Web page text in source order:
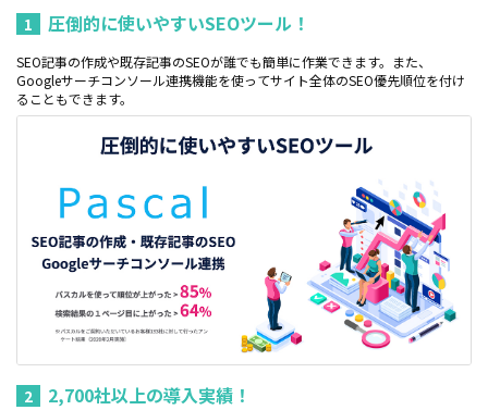
1 圧倒的に使いやすいSEOツール！
SEO記事の作成や既存記事のSEOが誰でも簡単に作業できます。また、
Googleサーチコンソール連携機能を使ってサイト全体のSEO優先順位を付け
ることもできます。
2 2,700社以上の導入実績！